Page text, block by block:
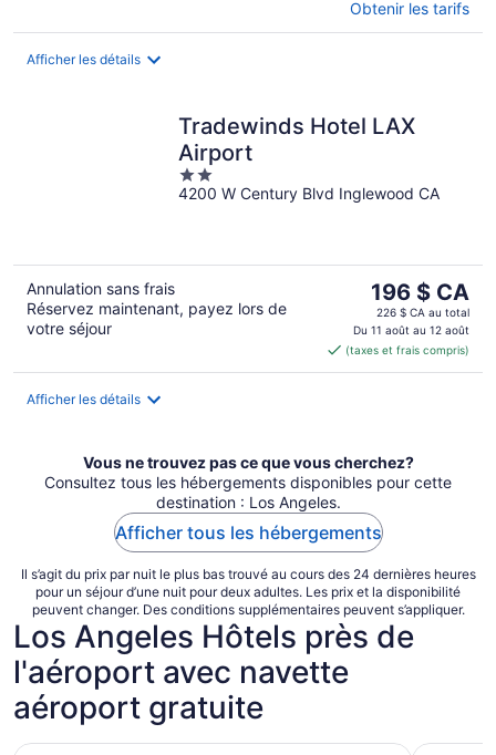
Obtenir les tarifs
Afficher les détails
Tradewinds Hotel LAX
Airport
2
out
4200 W Century Blvd Inglewood CA
Annulation sans frais
Réservez maintenant, payez lors de
votre séjour
Le
prix
est
de 196 $ CA
par
196 $ CA
226 $ CA au total
Du 11 août au 12 août
(taxes et frais compris)
Afficher les détails
Vous ne trouvez pas ce que vous cherchez?
Consultez tous les hébergements disponibles pour cette
destination : Los Angeles.
Afficher tous les hébergements
Il s’agit du prix par nuit le plus bas trouvé au cours des 24 dernières heures
pour un séjour d’une nuit pour deux adultes. Les prix et la disponibilité
peuvent changer. Des conditions supplémentaires peuvent s’appliquer.
Los Angeles Hôtels près de
l'aéroport avec navette
aéroport gratuite